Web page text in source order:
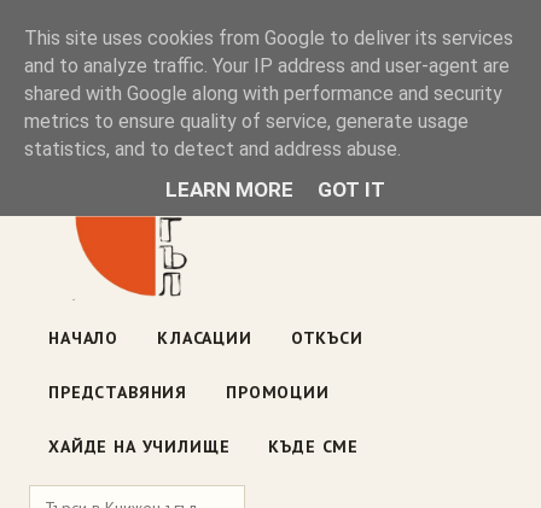
Книжен ъгъл
Блог на книжарницата — класации, откъси, нови книги
ул. „Оборище" 117, София· пон–пет 10:00–19:00 ·
НАЧАЛО КЛАСАЦИИ ОТКЪСИ
ПРЕДСТАВЯНИЯ ПРОМОЦИИ
ХАЙДЕ НА УЧИЛИЩЕ КЪДЕ СМЕ
This site uses cookies from Google to deliver its services
and to analyze traffic. Your IP address and user-agent are
shared with Google along with performance and security
metrics to ensure quality of service, generate usage
statistics, and to detect and address abuse.
LEARN MORE GOT IT